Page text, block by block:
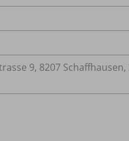
9, 8207 Schaffhausen,